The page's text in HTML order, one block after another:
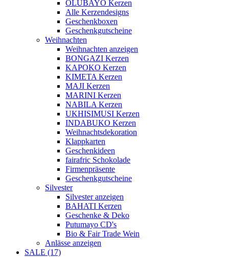
OLUBAYO Kerzen
Alle Kerzendesigns
Geschenkboxen
Geschenkgutscheine
Weihnachten
Weihnachten anzeigen
BONGAZI Kerzen
KAPOKO Kerzen
KIMETA Kerzen
MAJI Kerzen
MARINI Kerzen
NABILA Kerzen
UKHISIMUSI Kerzen
INDABUKO Kerzen
Weihnachtsdekoration
Klappkarten
Geschenkideen
fairafric Schokolade
Firmenpräsente
Geschenkgutscheine
Silvester
Silvester anzeigen
BAHATI Kerzen
Geschenke & Deko
Putumayo CD's
Bio & Fair Trade Wein
Anlässe anzeigen
SALE (17)